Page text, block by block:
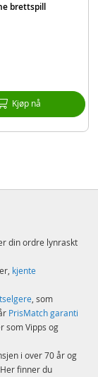
brettspill
Kjøp nå
din ordre lynraskt
kjente
, som
PrisMatch garanti
som Vipps og
i over 70 år og
finner du